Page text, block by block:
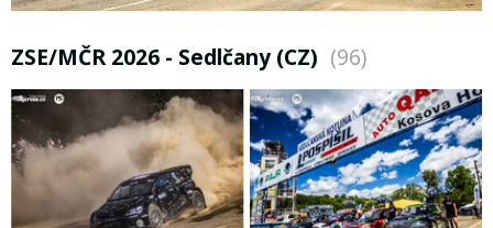
ZSE/MČR 2026 - Sedlčany (CZ) (96)